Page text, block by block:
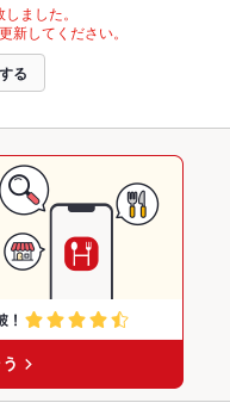
ました。
新してください。
る